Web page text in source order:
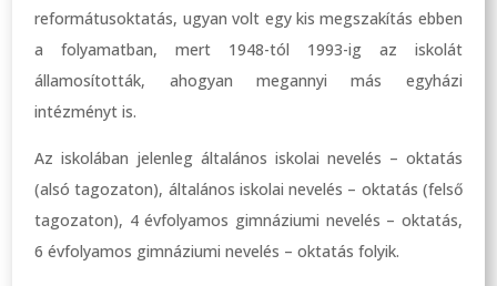
reformátusoktatás, ugyan volt egy kis megszakítás ebben
a folyamatban, mert 1948-tól 1993-ig az iskolát
államosították, ahogyan megannyi más egyházi
intézményt is.
Az iskolában jelenleg általános iskolai nevelés – oktatás
(alsó tagozaton), általános iskolai nevelés – oktatás (felső
tagozaton), 4 évfolyamos gimnáziumi nevelés – oktatás,
6 évfolyamos gimnáziumi nevelés – oktatás folyik.